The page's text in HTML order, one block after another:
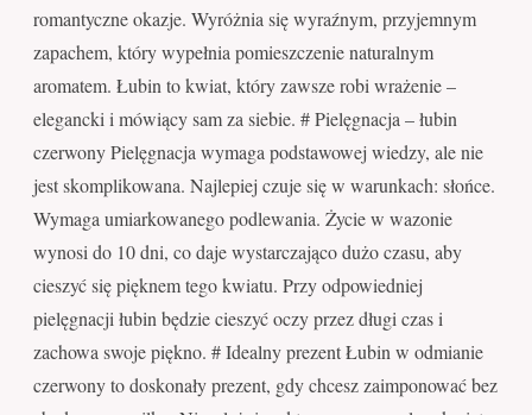
romantyczne okazje. Wyróżnia się wyraźnym, przyjemnym
zapachem, który wypełnia pomieszczenie naturalnym
aromatem. Łubin to kwiat, który zawsze robi wrażenie –
elegancki i mówiący sam za siebie. # Pielęgnacja – łubin
czerwony Pielęgnacja wymaga podstawowej wiedzy, ale nie
jest skomplikowana. Najlepiej czuje się w warunkach: słońce.
Wymaga umiarkowanego podlewania. Życie w wazonie
wynosi do 10 dni, co daje wystarczająco dużo czasu, aby
cieszyć się pięknem tego kwiatu. Przy odpowiedniej
pielęgnacji łubin będzie cieszyć oczy przez długi czas i
zachowa swoje piękno. # Idealny prezent Łubin w odmianie
czerwony to doskonały prezent, gdy chcesz zaimponować bez